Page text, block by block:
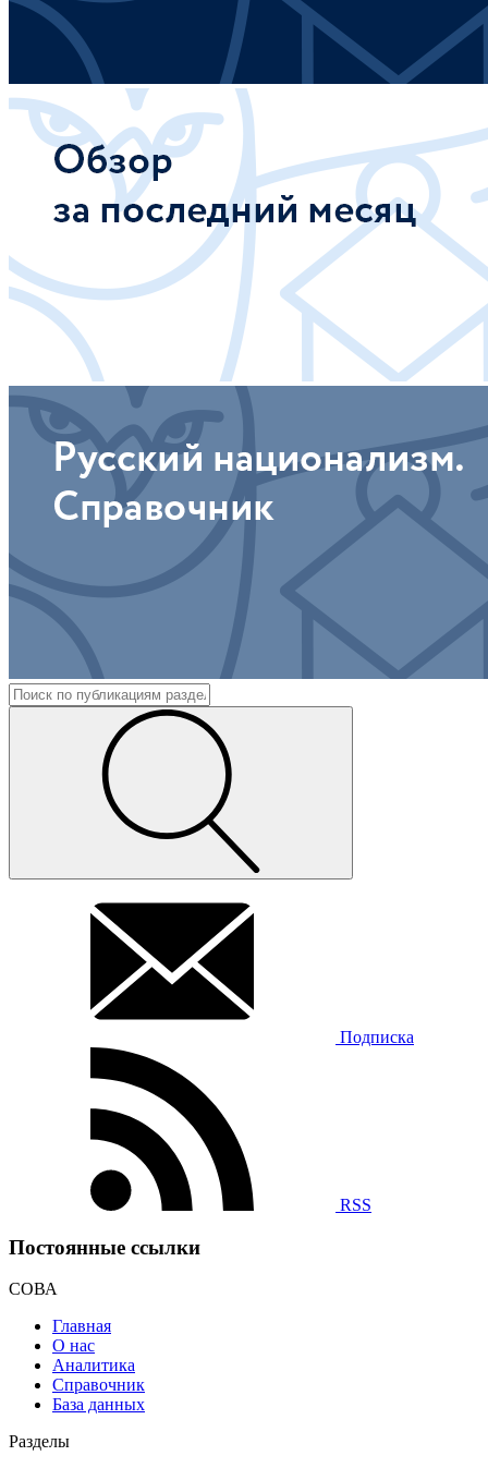
Подписка
RSS
Постоянные ссылки
СОВА
Главная
О нас
Аналитика
Справочник
База данных
Разделы